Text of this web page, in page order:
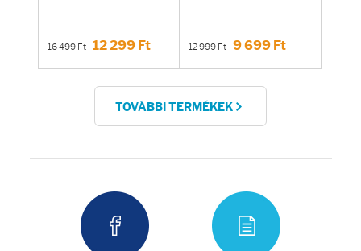
16 499 Ft 12 299 Ft 12 999 Ft 9 699 Ft
TOVÁBBI TERMÉKEK